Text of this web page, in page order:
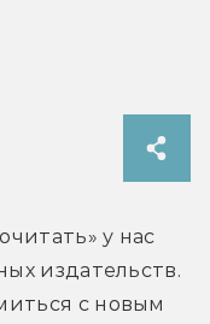
у нас
издательств.
с новым